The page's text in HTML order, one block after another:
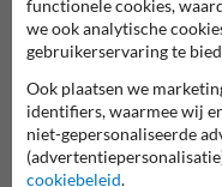
functionele cookies,
we ook analytische
gebruikerservaring te
Ook plaatsen we
identifiers, waarmee wij
niet-gepersonaliseerde
cookiebeleid.